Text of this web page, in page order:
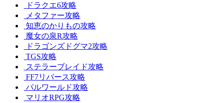
ドラクエ6攻略
メタファー攻略
知恵のかりもの攻略
魔女の泉R攻略
ドラゴンズドグマ2攻略
TGS攻略
ステラーブレイド攻略
FF7リバース攻略
パルワールド攻略
マリオRPG攻略